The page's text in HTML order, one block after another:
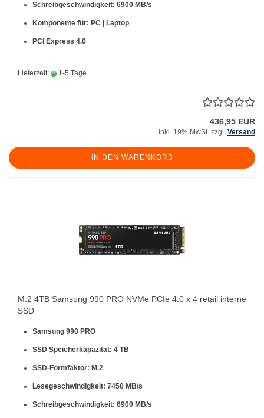
Schreibgeschwindigkeit: 6900 MB/s
Komponente für: PC | Laptop
PCI Express 4.0
Lieferzeit: 1-5 Tage
436,95 EUR
inkl. 19% MwSt. zzgl. Versand
IN DEN WARENKORB
M.2 4TB Samsung 990 PRO NVMe PCIe 4.0 x 4 retail interne
SSD
Samsung 990 PRO
SSD Speicherkapazität: 4 TB
SSD-Formfaktor: M.2
Lesegeschwindigkeit: 7450 MB/s
Schreibgeschwindigkeit: 6900 MB/s